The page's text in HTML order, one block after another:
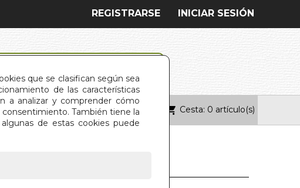
que se clasifican según sea
de las características
a analizar y comprender cómo
También tiene la
de estas cookies puede
INICIAR SESIÓN
REGISTRARSE
CONTACTO Cesta: 0 artículo(s)